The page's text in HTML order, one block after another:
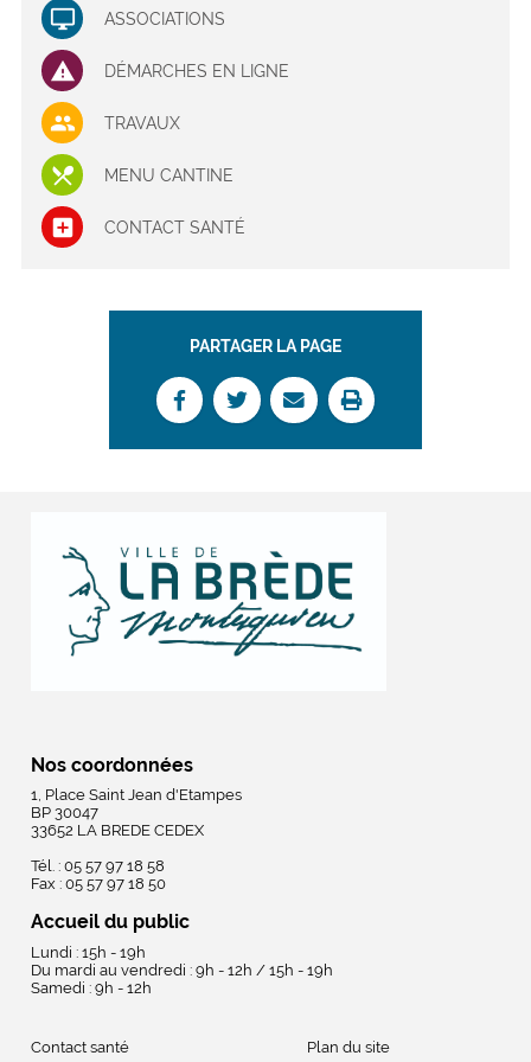
ASSOCIATIONS
DÉMARCHES EN LIGNE
TRAVAUX
MENU CANTINE
CONTACT SANTÉ
PARTAGER LA PAGE
Nos coordonnées
1, Place Saint Jean d'Etampes
BP 30047
33652 LA BREDE CEDEX
Tél. : 05 57 97 18 58
Fax : 05 57 97 18 50
Accueil du public
Lundi : 15h - 19h
Du mardi au vendredi : 9h - 12h / 15h - 19h
Samedi : 9h - 12h
Contact santé Plan du site